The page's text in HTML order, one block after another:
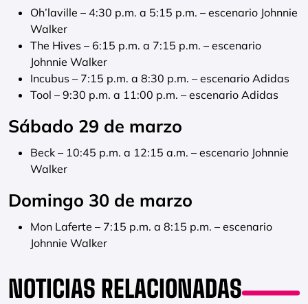
Oh’laville – 4:30 p.m. a 5:15 p.m. – escenario Johnnie
Walker
The Hives – 6:15 p.m. a 7:15 p.m. – escenario
Johnnie Walker
Incubus – 7:15 p.m. a 8:30 p.m. – escenario Adidas
Tool – 9:30 p.m. a 11:00 p.m. – escenario Adidas
Sábado 29 de marzo
Beck – 10:45 p.m. a 12:15 a.m. – escenario Johnnie
Walker
Domingo 30 de marzo
Mon Laferte – 7:15 p.m. a 8:15 p.m. – escenario
Johnnie Walker
NOTICIAS RELACIONADAS